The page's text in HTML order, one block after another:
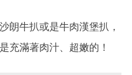
朗牛扒或是牛肉漢堡扒，
充滿著肉汁、超嫩的！